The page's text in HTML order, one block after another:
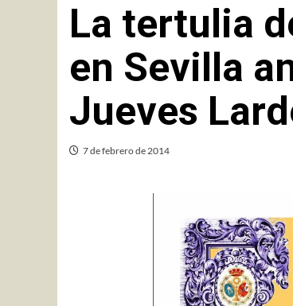
La tertulia
en Sevilla
Jueves
7 de febrero de 2014